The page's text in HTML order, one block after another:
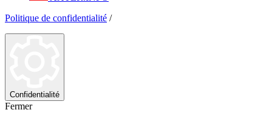
Politique de confidentialité /
Confidentialité
Fermer